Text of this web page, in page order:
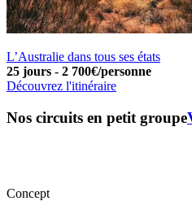
L’Australie dans tous ses états
25 jours - 2 700€/personne
Découvrez l'itinéraire
Nos circuits en petit groupe
Concept